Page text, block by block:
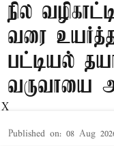
நில
வரை உயர்த்த
பட்டியல்
வருவாயை
Published on: 08 Aug
X